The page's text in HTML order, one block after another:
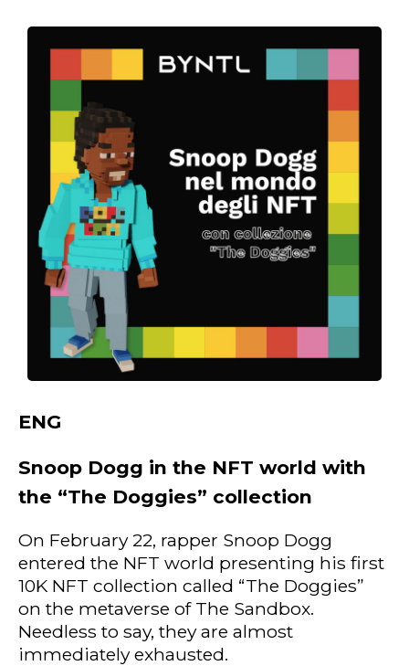
ENG
Snoop Dogg in the NFT world with
the “The Doggies” collection
On February 22, rapper Snoop Dogg
entered the NFT world presenting his first
10K NFT collection called “The Doggies”
on the metaverse of The Sandbox.
Needless to say, they are almost
immediately exhausted.